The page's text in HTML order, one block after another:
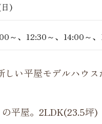
)
～、12:30～、14:00～、
い平屋モデルハウ
の平屋。2LDK(23.5坪)